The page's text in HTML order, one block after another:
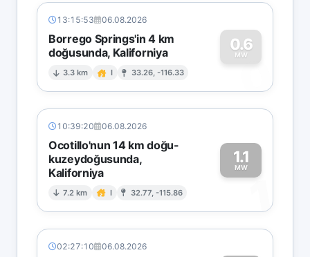
13:15:53 06.08.2026
Borrego Springs'in 4 km
doğusunda, Kaliforniya
3.3 km I 33.26, -116.33
0.6
MW
0
10:39:20 06.08.2026
Ocotillo'nun 14 km doğu-
kuzeydoğusunda,
Kaliforniya
7.2 km I 32.77, -115.86
1.1
MW
1
02:27:10 06.08.2026